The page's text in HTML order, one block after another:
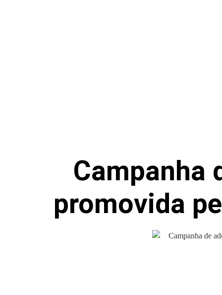
Campanha
promovida